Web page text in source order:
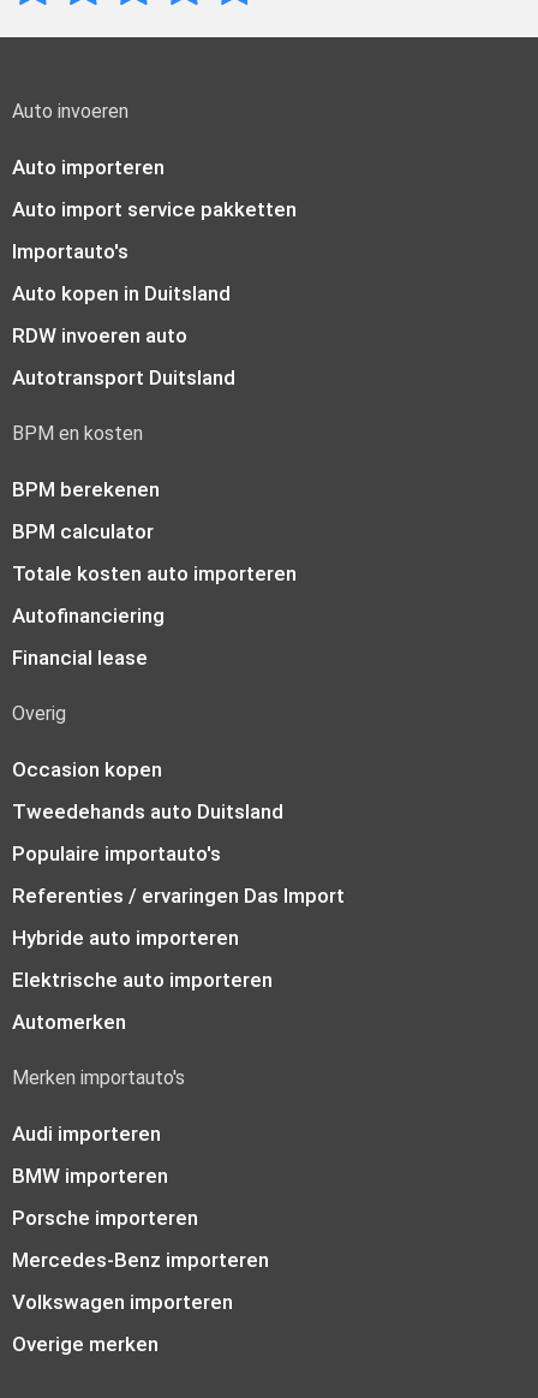
Auto invoeren
Auto importeren
Auto import service pakketten
Importauto's
Auto kopen in Duitsland
RDW invoeren auto
Autotransport Duitsland
BPM en kosten
BPM berekenen
BPM calculator
Totale kosten auto importeren
Autofinanciering
Financial lease
Overig
Occasion kopen
Tweedehands auto Duitsland
Populaire importauto's
Referenties / ervaringen Das Import
Hybride auto importeren
Elektrische auto importeren
Automerken
Merken importauto's
Audi importeren
BMW importeren
Porsche importeren
Mercedes-Benz importeren
Volkswagen importeren
Overige merken